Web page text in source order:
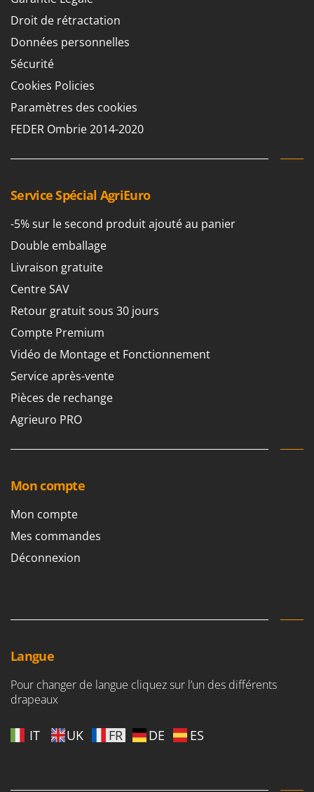
Redback
Ribimex
Ritter
River Systems
Robomow
Rossofuoco
Royal Food
Ryobi
S
S.T.P.
Santos
Sbaraglia
Schnitzer
Seven Italy
Silky
Skil
Smeg
Snapper
Solidur
Spice Electronics
Spyro
Stiga
Stocker
Sunseeker
T
Tecla
Tellarini Pompe
Droit de rétractation
Données personnelles
Sécurité
Cookies Policies
Paramètres des cookies
FEDER Ombrie 2014-2020
Service Spécial AgriEuro
-5% sur le second produit ajouté au panier
Double emballage
Livraison gratuite
Centre SAV
Retour gratuit sous 30 jours
Compte Premium
Vidéo de Montage et Fonctionnement
Service après-vente
Pièces de rechange
Agrieuro PRO
Mon compte
Mon compte
Mes commandes
Déconnexion
Langue
Pour changer de langue cliquez sur l’un des différents
drapeaux
IT UK FR DE ES